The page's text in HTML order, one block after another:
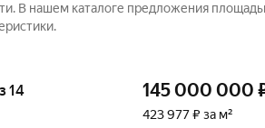
В нашем каталоге предложения
14 145 000 000
423 977 ₽ за м²